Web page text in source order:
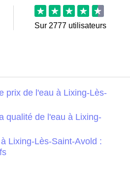
Sur 2777 utilisateurs
prix de l'eau à Lixing-Lès-
qualité de l'eau à Lixing-
Lixing-Lès-Saint-Avold :